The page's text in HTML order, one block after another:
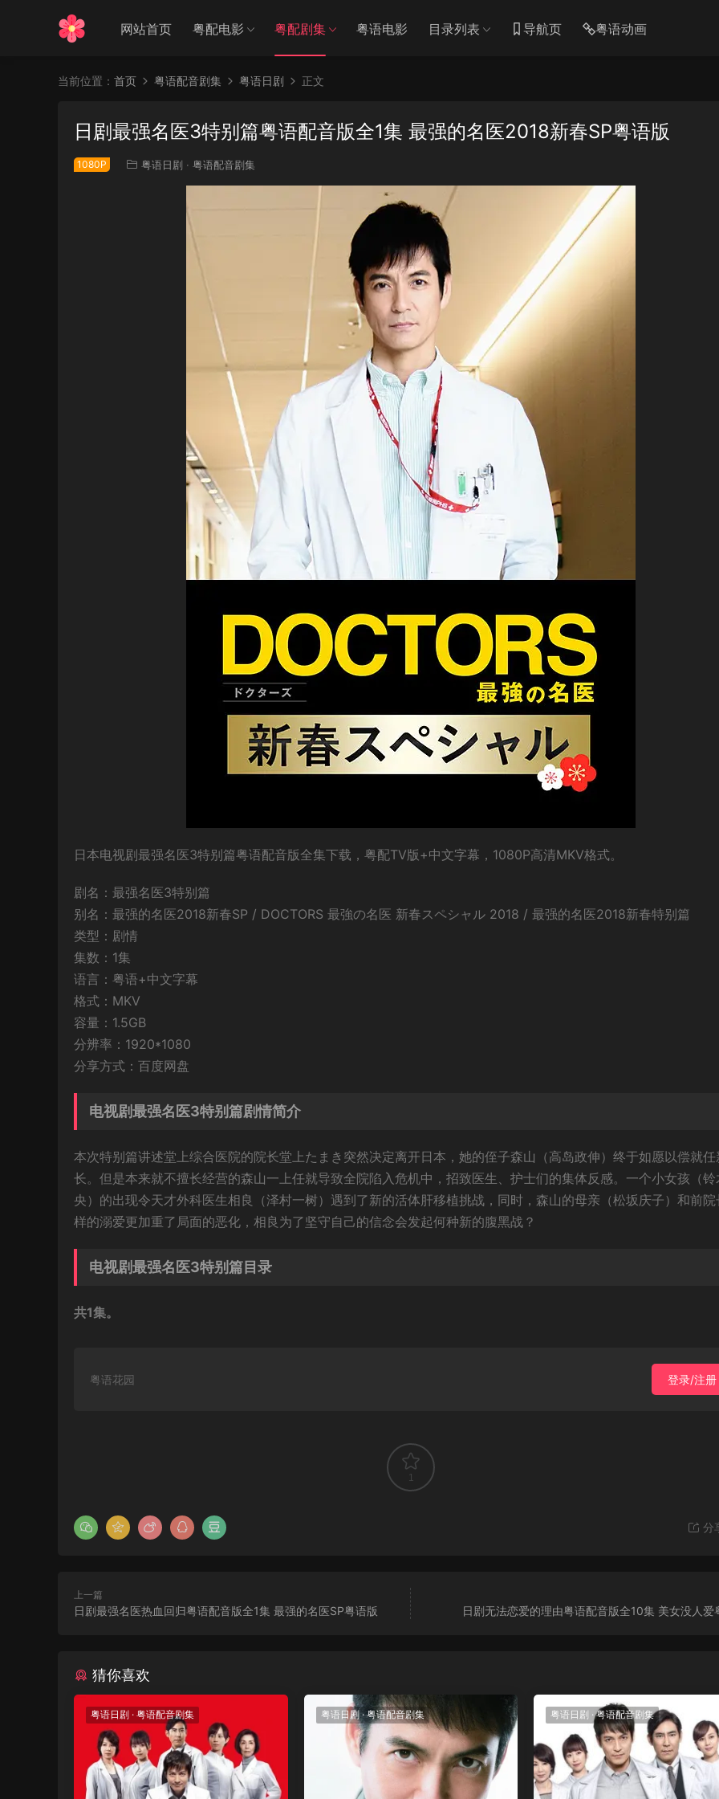
网站首页 粤配电影 粤配剧集 粤语电影 目录列表 导航页 粤语动画
当前位置： 首页 粤语配音剧集 粤语日剧 正文
日剧最强名医3特别篇粤语配音版全1集 最强的名医2018新春SP粤语版
1080P 粤语日剧 · 粤语配音剧集
日本电视剧最强名医3特别篇粤语配音版全集下载，粤配TV版+中文字幕，1080P高清MKV格式。
剧名：最强名医3特别篇
别名：最强的名医2018新春SP / DOCTORS 最強の名医 新春スペシャル 2018 / 最强的名医2018新春特别篇
类型：剧情
集数：1集
语言：粤语+中文字幕
格式：MKV
容量：1.5GB
分辨率：1920*1080
分享方式：百度网盘
电视剧最强名医3特别篇剧情简介
本次特别篇讲述堂上综合医院的院长堂上たまき突然决定离开日本，她的侄子森山（高岛政伸）终于如愿以偿就任
长。但是本来就不擅长经营的森山一上任就导致全院陷入危机中，招致医生、护士们的集体反感。一个小女孩（铃
央）的出现令天才外科医生相良（泽村一树）遇到了新的活体肝移植挑战，同时，森山的母亲（松坂庆子）和前院
样的溺爱更加重了局面的恶化，相良为了坚守自己的信念会发起何种新的腹黑战？
电视剧最强名医3特别篇目录
共1集。
粤语花园 登录/注册
1
分
上一篇
日剧最强名医热血回归粤语配音版全1集 最强的名医SP粤语版 日剧无法恋爱的理由粤语配音版全10集 美女没人爱
猜你喜欢
粤语日剧 · 粤语配音剧集 粤语日剧·粤语配音剧集 粤语日剧 ·粤语配音剧集